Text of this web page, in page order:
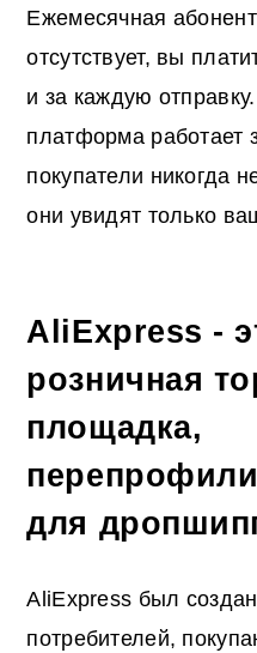
Ежемесячная
отсутствует, вы
и за каждую
платформа работает
покупатели никогда
они увидят только
AliExpress -
розничная
площадка,
для
AliExpress был
потребителей,